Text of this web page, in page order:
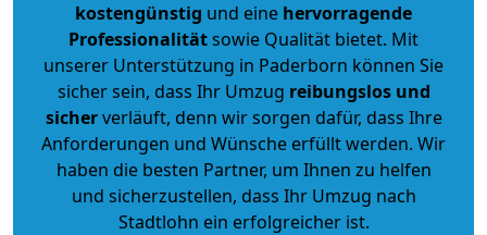
kostengünstig und eine hervorragende
Professionalitätsowie Qualität bietet. Mit
unserer Unterstützung in Paderborn können Sie
sicher sein, dass Ihr Umzug reibungslos und
sicherverläuft, denn wir sorgen dafür, dass Ihre
Anforderungen und Wünsche erfüllt werden. Wir
haben die besten Partner, um Ihnen zu helfen
und sicherzustellen, dass Ihr Umzug nach
Stadtlohn ein erfolgreicher ist.